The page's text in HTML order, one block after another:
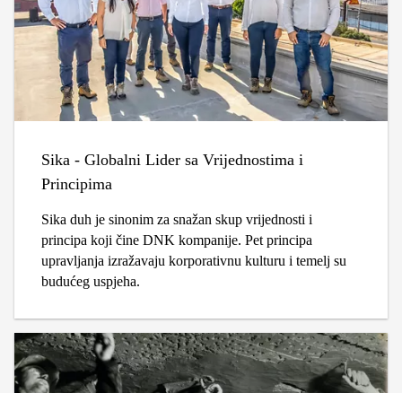
Sika - Globalni Lider sa Vrijednostima i
Principima
Sika duh je sinonim za snažan skup vrijednosti i
principa koji čine DNK kompanije. Pet principa
upravljanja izražavaju korporativnu kulturu i temelj su
budućeg uspjeha.